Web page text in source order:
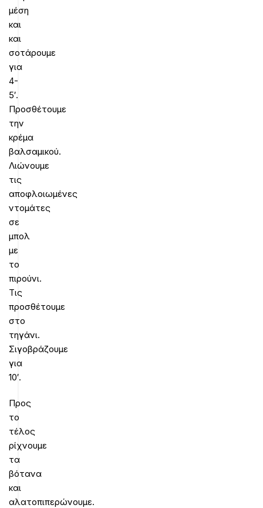
μέση
και
και
σοτάρουμε
για
4-
5′.
Προσθέτουμε
την
κρέμα
βαλσαμικού.
Λιώνουμε
τις
αποφλοιωμένες
ντομάτες
σε
μπολ
με
το
πιρούνι.
Τις
προσθέτουμε
στο
τηγάνι.
Σιγοβράζουμε
για
10′.
Προς
το
τέλος
ρίχνουμε
τα
βότανα
και
αλατοπιπερώνουμε.